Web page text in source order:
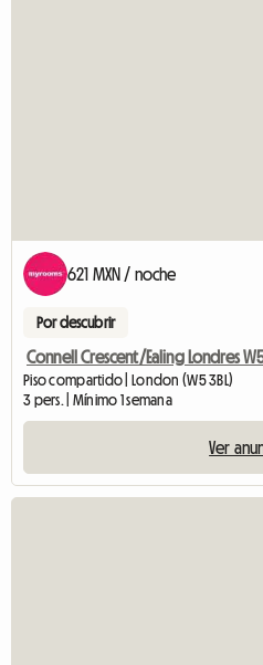
621 MXN / noche
Por descubrir
Connell Crescent/Ealing Londres
Piso compartido | London (W5 3BL)
3 pers. | Mínimo 1 semana
Ver